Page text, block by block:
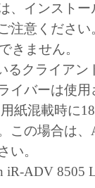
THE
OR
BE BOUND
、インスト
注意ください
きません。
るクライアン
イバーは使
紙混載時に
この場合は、
い。
iR-ADV 8505